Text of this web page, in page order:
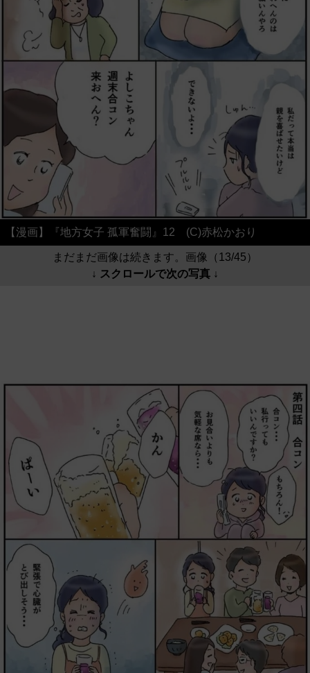
【漫画】『地方女子 孤軍奮闘』12 (C)赤松かおり
まだまだ画像は続きます。画像（13/45）
↓ スクロールで次の写真 ↓